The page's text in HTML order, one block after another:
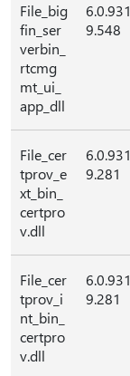
File_big
fin_ser
verbin_
rtcmg
mt_ui_
app_dll
6.0.931
9.548
File_cer
tprov_e
xt_bin_
certpro
v.dll
6.0.931
9.281
File_cer
tprov_i
nt_bin_
certpro
v.dll
6.0.931
9.281